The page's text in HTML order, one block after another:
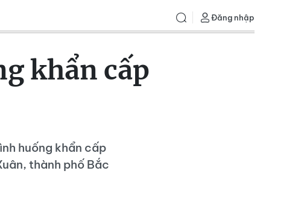
Đăng nhập
khẩn cấp
huống khẩn cấp
thành phố Bắc